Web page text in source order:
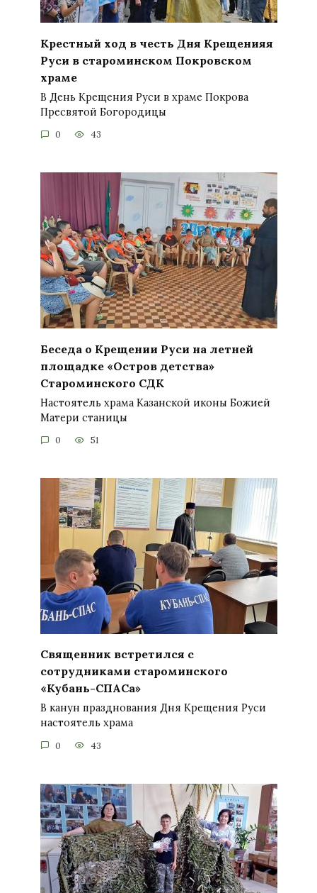
Крестный ход в честь Дня Крещенияя
Руси в староминском Покровском
храме
В День Крещения Руси в храме Покрова
Пресвятой Богородицы
0 43
Беседа о Крещении Руси на летней
площадке «Остров детства»
Староминского СДК
Настоятель храма Казанской иконы Божией
Матери станицы
0 51
Священник встретился с
сотрудниками староминского
«Кубань-СПАСа»
В канун празднования Дня Крещения Руси
настоятель храма
0 43